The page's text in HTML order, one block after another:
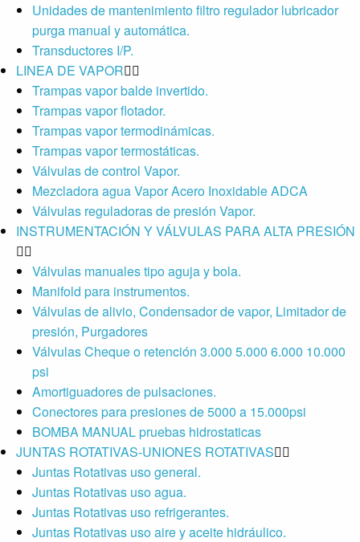
Unidades de mantenimiento filtro regulador lubricador
purga manual y automática.
Transductores I/P.
LINEA DE VAPOR
Trampas vapor balde invertido.
Trampas vapor flotador.
Trampas vapor termodinámicas.
Trampas vapor termostáticas.
Válvulas de control Vapor.
Mezcladora agua Vapor Acero Inoxidable ADCA
Válvulas reguladoras de presión Vapor.
INSTRUMENTACIÓN Y VÁLVULAS PARA ALTA PRESIÓN
Válvulas manuales tipo aguja y bola.
Manifold para instrumentos.
Válvulas de alivio, Condensador de vapor, Limitador de
presión, Purgadores
Válvulas Cheque o retención 3.000 5.000 6.000 10.000
psi
Amortiguadores de pulsaciones.
Conectores para presiones de 5000 a 15.000psi
BOMBA MANUAL pruebas hidrostaticas
JUNTAS ROTATIVAS-UNIONES ROTATIVAS
Juntas Rotativas uso general.
Juntas Rotativas uso agua.
Juntas Rotativas uso refrigerantes.
Juntas Rotativas uso aire y aceite hidráulico.